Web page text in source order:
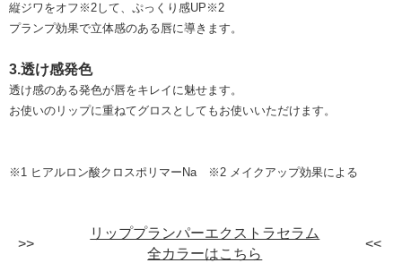
縦ジワをオフ※2して、ぷっくり感UP※2
プランプ効果で立体感のある唇に導きます。
3.透け感発色
透け感のある発色が唇をキレイに魅せます。
お使いのリップに重ねてグロスとしてもお使いいただけます。
※1 ヒアルロン酸クロスポリマーNa ※2 メイクアップ効果による
リッププランパーエクストラセラム
全カラーはこちら